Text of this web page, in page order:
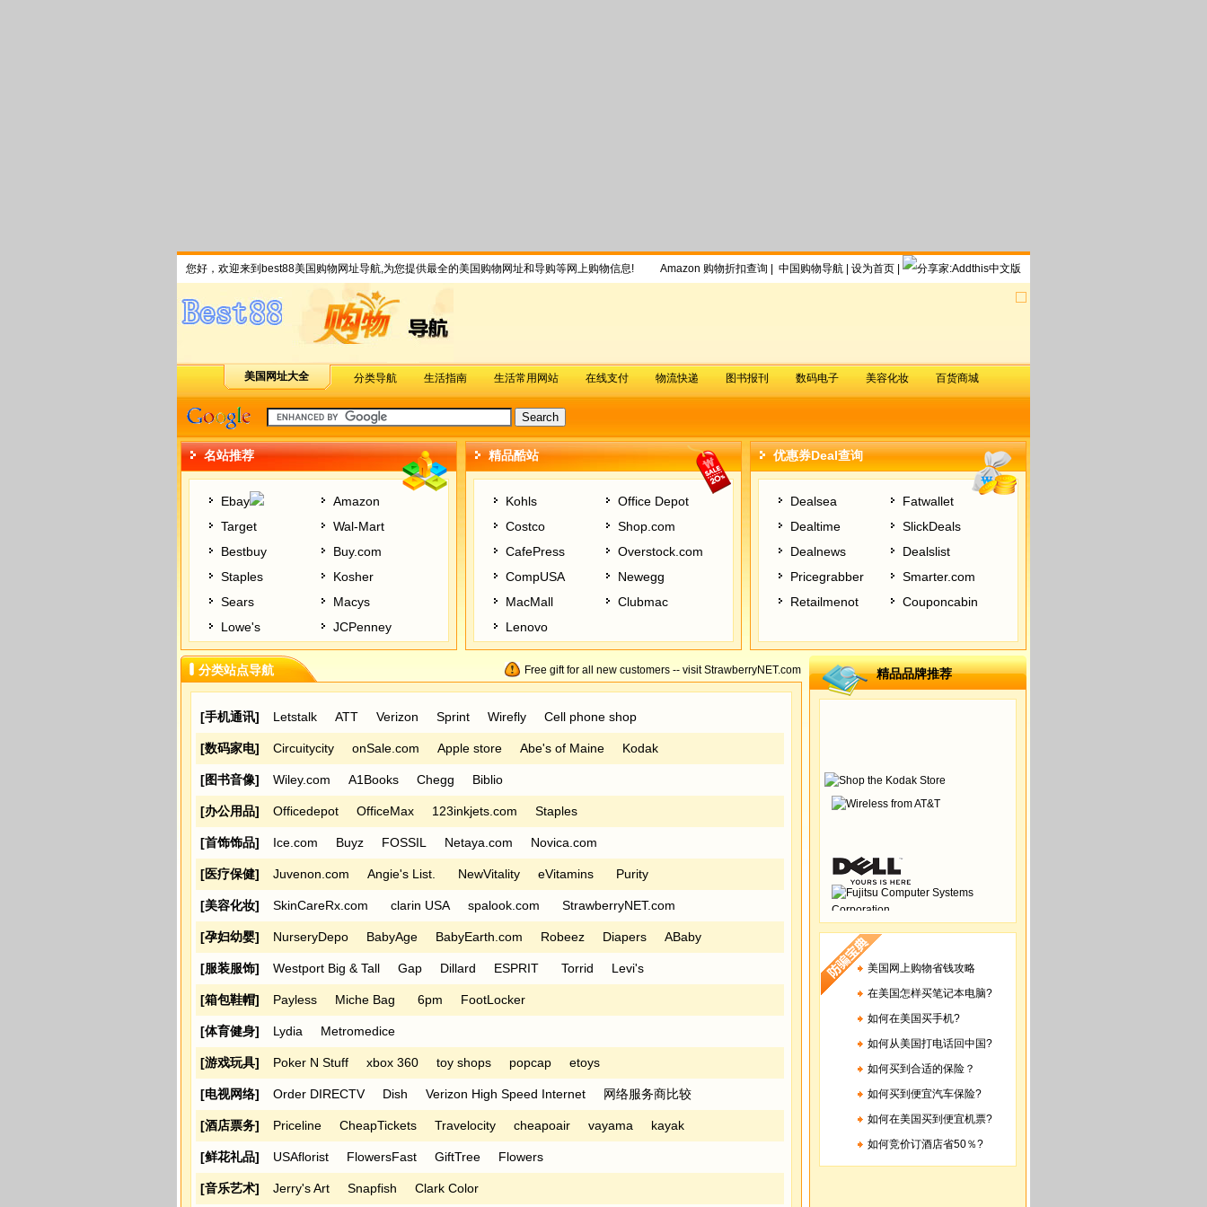
Amazon 购物折扣查询 中国购物导航 设为首页
您好，欢迎来到best88美国购物网址导航,为您提供最全的美国购物网址和导购等网上购物信息!
美国网址大全 分类导航 生活指南 生活常用网站 在线支付 物流快递 图书报刊 数码电子 美容化妆 百货商城
热门推荐： 折扣酒店|特价机票|珠宝钻戒|热销新书|促销手机|首饰钻石
名站推荐
Ebay
Amazon
Target
Wal-Mart
Bestbuy
Buy.com
Staples
Kosher
Sears
Macys
Lowe's
JCPenney
精品酷站
Kohls
Office Depot
Costco
Shop.com
CafePress
Overstock.com
CompUSA
Newegg
MacMall
Clubmac
Lenovo
优惠券Deal查询
Dealsea
Fatwallet
Dealtime
SlickDeals
Dealnews
Dealslist
Pricegrabber
Smarter.com
Retailmenot
Couponcabin
精品品牌推荐
美国网上购物省钱攻略
在美国怎样买笔记本电脑?
如何在美国买手机?
如何从美国打电话回中国?
如何买到合适的保险？
如何买到便宜汽车保险?
如何在美国买到便宜机票?
如何竞价订酒店省50％?
分类站点导航 Free gift for all new customers -- visit StrawberryNET.com
[手机通讯] Letstalk ATT Verizon Sprint Wirefly Cell phone shop
[数码家电] Circuitycity onSale.com Apple store Abe's of Maine Kodak
[图书音像] Wiley.com A1Books Chegg Biblio
[办公用品] Officedepot OfficeMax 123inkjets.com Staples
[首饰饰品] Ice.com Buyz FOSSIL Netaya.com Novica.com
[医疗保健] Juvenon.com Angie's List. NewVitality eVitamins Purity
[美容化妆] SkinCareRx.com clarin USA spalook.com StrawberryNET.com
[孕妇幼婴] NurseryDepo BabyAge BabyEarth.com Robeez Diapers ABaby
[服装服饰] Westport Big & Tall Gap Dillard ESPRIT Torrid Levi's
[箱包鞋帽] Payless Miche Bag 6pm FootLocker
[体育健身] Lydia Metromedice
[游戏玩具] Poker N Stuff xbox 360 toy shops popcap etoys
[电视网络] Order DIRECTV Dish Verizon High Speed Internet 网络服务商比较
[酒店票务] Priceline CheapTickets Travelocity cheapoair vayama kayak
[鲜花礼品] USAflorist FlowersFast GiftTree Flowers
[音乐艺术] Jerry's Art Snapfish Clark Color